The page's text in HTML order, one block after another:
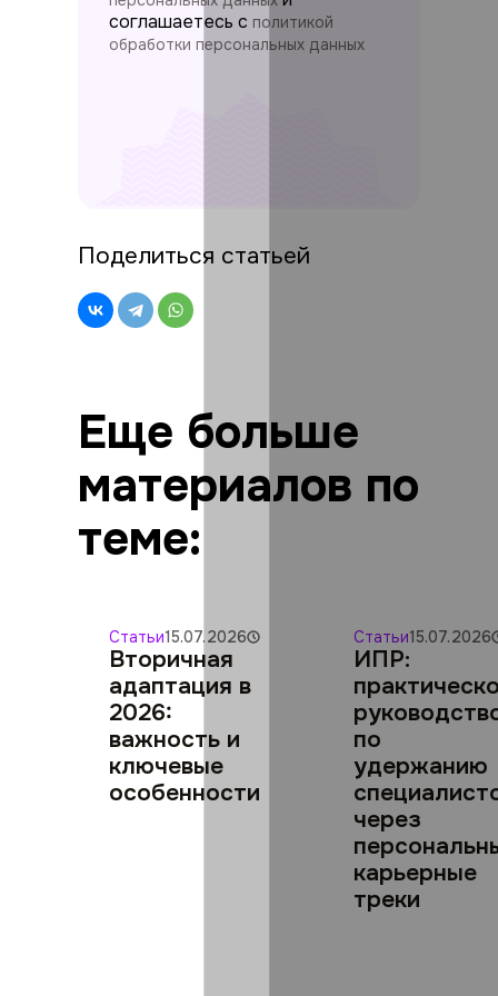
соглашаетесь c политикой
обработки персональных данных
Поделиться статьей
Еще больше
материалов по
теме:
Статьи15.07.2026
Вторичная
адаптация в
2026:
важность и
ключевые
особенности
Статьи15.07.2026
ИПР:
по
удержанию
через
карьерные
треки